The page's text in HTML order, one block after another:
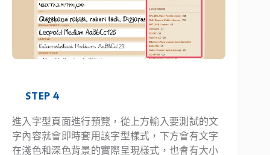
STEP 4
進入字型頁面進行預覽，從上方輸入要測試的文
字內容就會即時套用該字型樣式，下方會有文字
在淺色和深色背景的實際呈現樣式，也會有大小